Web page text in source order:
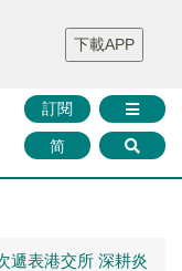
財華證券 媒體矩陣
智庫沙龍
聯絡我們
訂閱
简
下載APP
遞表港交所 深耕炎